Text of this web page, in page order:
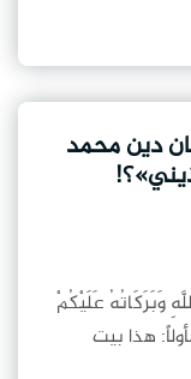
دين محمد
وَبَرَكَاتُهُ عَلَيْكُمْ
هذا بيت